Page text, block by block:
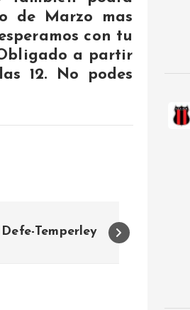
de Marzo mas
con tu
a partir
12. No podes
Temperley